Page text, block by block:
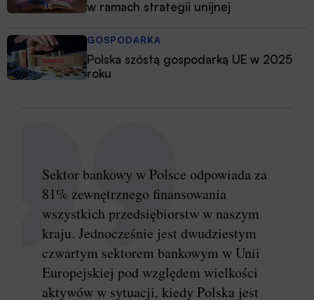
w ramach strategii unijnej
GOSPODARKA
Polska szóstą gospodarką UE w 2025
roku
Sektor bankowy w Polsce odpowiada za
81% zewnętrznego finansowania
wszystkich przedsiębiorstw w naszym
kraju. Jednocześnie jest dwudziestym
czwartym sektorem bankowym w Unii
Europejskiej pod względem wielkości
aktywów w sytuacji, kiedy Polska jest